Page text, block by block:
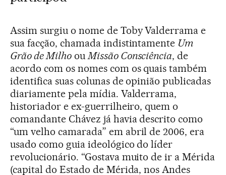
Assim surgiu o nome de Toby Valderrama e
sua facção, chamada indistintamente Um
Grão de MilhoouMissão Consciência, de
acordo com os nomes com os quais também
identifica suas colunas de opinião publicadas
diariamente pela mídia. Valderrama,
historiador e ex-guerrilheiro, quem o
comandante Chávez já havia descrito como
“um velho camarada” em abril de 2006, era
usado como guia ideológico do líder
revolucionário. “Gostava muito de ir a Mérida
(capital do Estado de Mérida, nos Andes